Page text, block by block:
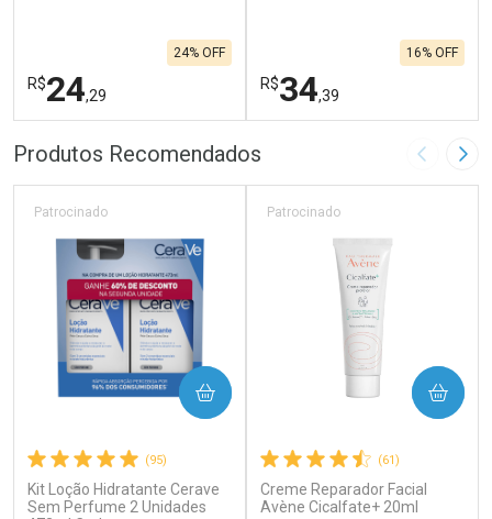
R$24,29
24% OFF
FECHAR
Laboratório
Ativar Desconto
FECHAR
Por Menos
R$34,39
16% OFF
Laboratório
Ativar Desconto
Por Menos
Produtos Recomendados Imagem
(95)
Kit Loção Hidratante Cerave
Sem Perfume 2 Unidades
Patrocinado
COMPRAR
(61)
Creme Reparador Facial
Avène Cicalfate+ 20ml
Patrocinado
COMPRAR